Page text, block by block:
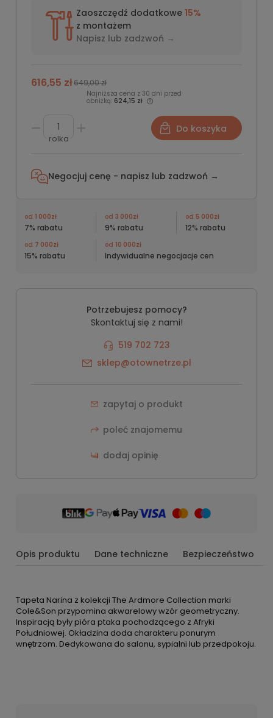
Zaoszczędź dodatkowe 15%
z montażem
Napisz lub zadzwoń →
616,55 zł649,00 zł
Najniższa cena z 30 dni przed
obniżką: 624,15 zł
rolka
Do koszyka
Negocjuj cenę - napisz lub zadzwoń →
od 1 000zł
7% rabatu
od 3 000zł
9% rabatu
od 5 000zł
12% rabatu
od 7 000zł
15% rabatu
od 10 000zł
Indywidualne negocjacje cen
Potrzebujesz pomocy?
Skontaktuj się z nami!
519 702 723
sklep@otownetrze.pl
zapytaj o produkt
poleć znajomemu
dodaj opinię
Opis produktu Dane techniczne Bezpieczeństwo
Tapeta Narina z kolekcji The Ardmore Collection marki
Cole&Son przypomina akwarelowy wzór geometryczny.
Inspiracją były pióra ptaka pochodzącego z Afryki
Południowej. Okładzina doda charakteru ponurym
wnętrzom. Dedykowana do salonu, sypialni lub przedpokoju.